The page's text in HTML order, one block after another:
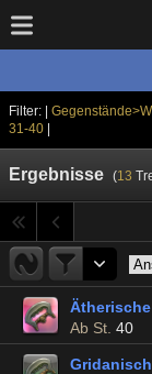
Filter: |
31-40|
Ergebnisse (13
Ab St. 40